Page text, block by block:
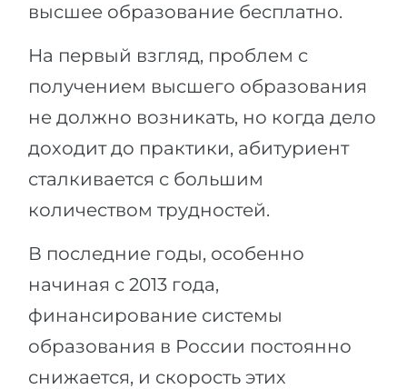
высшее образование бесплатно.
На первый взгляд, проблем с
получением высшего образования
не должно возникать, но когда дело
доходит до практики, абитуриент
сталкивается с большим
количеством трудностей.
В последние годы, особенно
начиная с 2013 года,
финансирование системы
образования в России постоянно
снижается, и скорость этих